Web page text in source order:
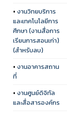
• งานวิทยบริการ
และเทคโนโลยีการ
ศึกษา (งานสื่อการ
เรียนการสอนเก่า)
(สำหรับลบ)
• งานอาคารสถาน
ที่
• งานศูนย์ดิจิทัล
และสื่อสารองค์กร